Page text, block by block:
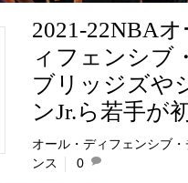
2021-22NBA
ィフェンシブ
ブリッジズや
ンJr.ら若手が
オール・ディフェンシブ・
ンス
0